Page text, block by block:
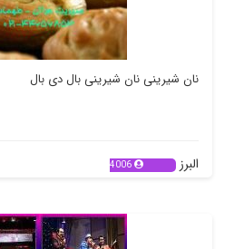
نان شیرینی نان شیرینی بال دی بال
البرز 4006